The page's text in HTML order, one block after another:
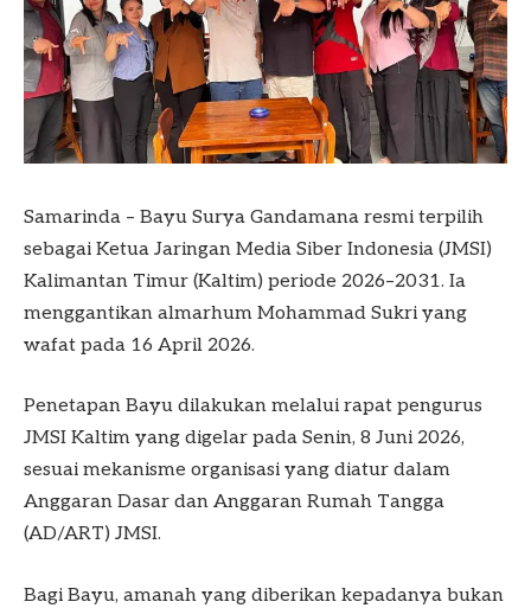
Samarinda – Bayu Surya Gandamana resmi terpilih
sebagai Ketua Jaringan Media Siber Indonesia (JMSI)
Kalimantan Timur (Kaltim) periode 2026–2031. Ia
menggantikan almarhum Mohammad Sukri yang
wafat pada 16 April 2026.
Penetapan Bayu dilakukan melalui rapat pengurus
JMSI Kaltim yang digelar pada Senin, 8 Juni 2026,
sesuai mekanisme organisasi yang diatur dalam
Anggaran Dasar dan Anggaran Rumah Tangga
(AD/ART) JMSI.
Bagi Bayu, amanah yang diberikan kepadanya bukan